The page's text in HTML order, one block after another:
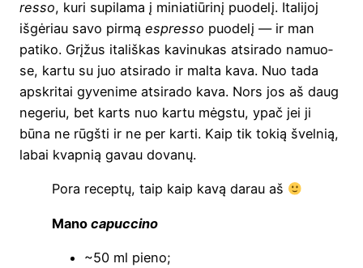
res­so, kuri supi­la­ma į minia­tiū­ri­nį puo­de­lį. Ita­li­joj
išgė­riau savo pir­mą esp­res­so puo­de­lį — ir man
pati­ko. Grį­žus ita­liš­kas kavi­nu­kas atsi­ra­do namuo­
se, kar­tu su juo atsi­ra­do ir mal­ta kava. Nuo tada
apskri­tai gyve­ni­me atsi­ra­do kava. Nors jos aš daug
nege­riu, bet karts nuo kar­tu mėgs­tu, ypač jei ji
būna ne rūgš­ti ir ne per kar­ti. Kaip tik tokią švel­nią,
labai kvapnią gavau dovanų.
Pora recep­tų, taip kaip kavą darau aš
Mano capuc­ci­no
~50 ml pieno;